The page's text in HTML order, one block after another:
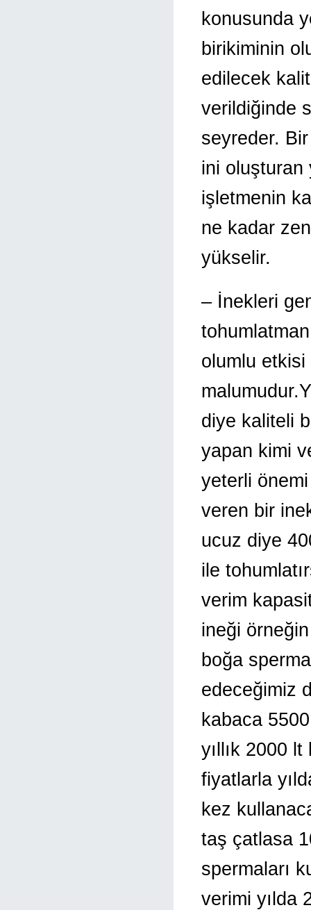
konusunda
birikiminin
edilecek
verildiğinde
seyreder. Bir
ini oluşturan
işletmenin
ne kadar
yükselir.
– İnekleri
olumlu
diye kaliteli
yapan kimi
yeterli
veren bir
ucuz diye
ile
verim
ineği
boğa
edeceğimiz
kabaca
yıllık 2000
fiyatlarla
kez
taş çatlasa
spermaları
verimi yılda